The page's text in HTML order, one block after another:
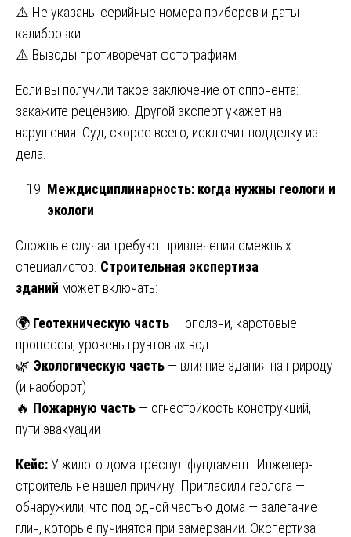
⚠️ Не указаны серийные номера приборов и даты
калибровки
⚠️ Выводы противоречат фотографиям
Если вы получили такое заключение от оппонента:
закажите рецензию. Другой эксперт укажет на
нарушения. Суд, скорее всего, исключит подделку из
дела.
Междисциплинарность: когда нужны геологи и
экологи
Сложные случаи требуют привлечения смежных
специалистов. Строительная экспертиза
зданий может включать:
🌍 Геотехническую часть — оползни, карстовые
процессы, уровень грунтовых вод
🌿 Экологическую часть — влияние здания на природу
(и наоборот)
🔥 Пожарную часть — огнестойкость конструкций,
пути эвакуации
Кейс:У жилого дома треснул фундамент. Инженер-
строитель не нашел причину. Пригласили геолога —
обнаружили, что под одной частью дома — залегание
глин, которые пучинятся при замерзании. Экспертиза